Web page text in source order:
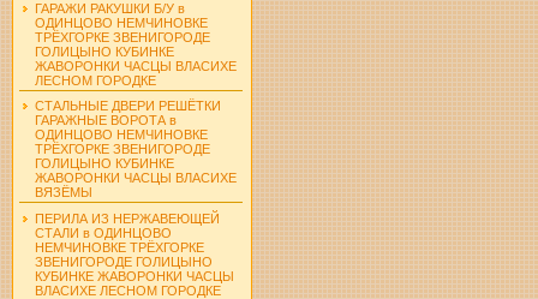
ГАРАЖИ РАКУШКИ Б/У в
ОДИНЦОВО НЕМЧИНОВКЕ
ТРЁХГОРКЕ ЗВЕНИГОРОДЕ
ГОЛИЦЫНО КУБИНКЕ
ЖАВОРОНКИ ЧАСЦЫ ВЛАСИХЕ
ЛЕСНОМ ГОРОДКЕ
СТАЛЬНЫЕ ДВЕРИ РЕШЁТКИ
ГАРАЖНЫЕ ВОРОТА в
ОДИНЦОВО НЕМЧИНОВКЕ
ТРЁХГОРКЕ ЗВЕНИГОРОДЕ
ГОЛИЦЫНО КУБИНКЕ
ЖАВОРОНКИ ЧАСЦЫ ВЛАСИХЕ
ВЯЗЁМЫ
ПЕРИЛА ИЗ НЕРЖАВЕЮЩЕЙ
СТАЛИ в ОДИНЦОВО
НЕМЧИНОВКЕ ТРЁХГОРКЕ
ЗВЕНИГОРОДЕ ГОЛИЦЫНО
КУБИНКЕ ЖАВОРОНКИ ЧАСЦЫ
ВЛАСИХЕ ЛЕСНОМ ГОРОДКЕ